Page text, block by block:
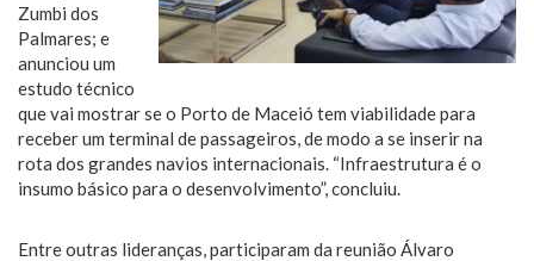
Zumbi dos
Palmares; e
anunciou um
estudo técnico
que vai mostrar se o Porto de Maceió tem viabilidade para
receber um terminal de passageiros, de modo a se inserir na
rota dos grandes navios internacionais. “Infraestrutura é o
insumo básico para o desenvolvimento”, concluiu.
Entre outras lideranças, participaram da reunião Álvaro